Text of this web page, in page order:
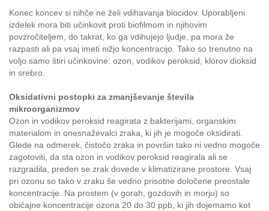
Konec koncev si nihče ne želi vdihavanja biocidov. Uporabljeni
izdelek mora biti učinkovit proti biofilmom in njihovim
povzročiteljem, do takrat, ko ga vdihujejo ljudje, pa mora že
razpasti ali pa vsaj imeti nižjo koncentracijo. Tako so trenutno na
voljo samo štiri učinkovine: ozon, vodikov peroksid, klorov dioksid
in srebro.
Oksidativni postopki za zmanjševanje števila
mikroorganizmov
Ozon in vodikov peroksid reagirata z bakterijami, organskim
materialom in onesnaževalci zraka, ki jih je mogoče oksidirati.
Glede na odmerek, čistočo zraka in površin tako ni vedno mogoče
zagotoviti, da sta ozon in vodikov peroksid reagirala ali se
razgradila, preden se zrak dovede v klimatizirane prostore. Vsaj
pri ozonu so tako v zraku še vedno prisotne določene preostale
koncentracije. Na prostem (v gorah, gozdovih in morju) so
običajne koncentracije ozona 20 do 30 ppb, ki jih dojemamo kot